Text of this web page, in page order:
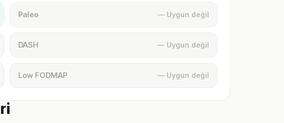
Paleo — Uygun değil
DASH — Uygun değil
Low FODMAP — Uygun değil